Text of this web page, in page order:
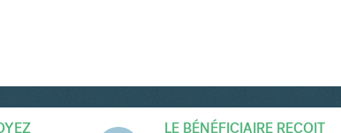
LE BÉNÉFICIAIRE REÇOIT